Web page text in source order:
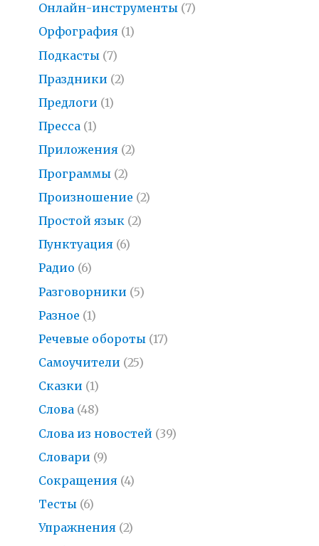
Онлайн-инструменты (7)
Орфография (1)
Подкасты (7)
Праздники (2)
Предлоги (1)
Пресса (1)
Приложения (2)
Программы (2)
Произношение (2)
Простой язык (2)
Пунктуация (6)
Радио (6)
Разговорники (5)
Разное (1)
Речевые обороты (17)
Самоучители (25)
Сказки (1)
Слова (48)
Слова из новостей (39)
Словари (9)
Сокращения (4)
Тесты (6)
Упражнения (2)